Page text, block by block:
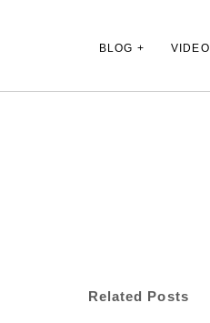
Main Menu
BLOG VIDEO
Related Posts